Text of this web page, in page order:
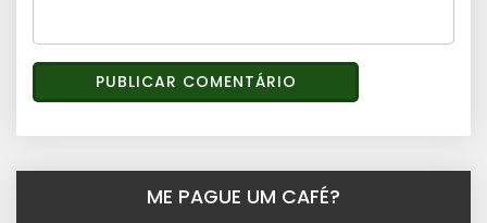
ME PAGUE UM CAFÉ?